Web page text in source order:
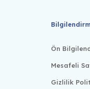
Ön
Mesafeli
Gizlilik